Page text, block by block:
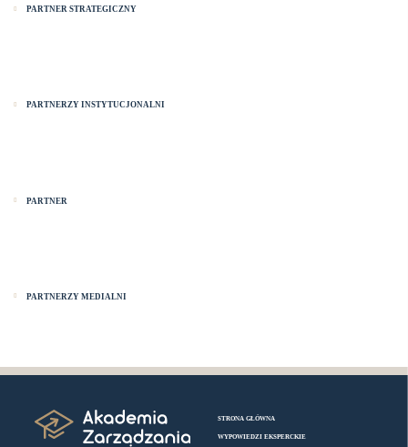
PARTNER STRATEGICZNY
PARTNERZY INSTYTUCJONALNI
PARTNER
PARTNERZY MEDIALNI
STRONA GŁÓWNA
WYPOWIEDZI EKSPERCKIE